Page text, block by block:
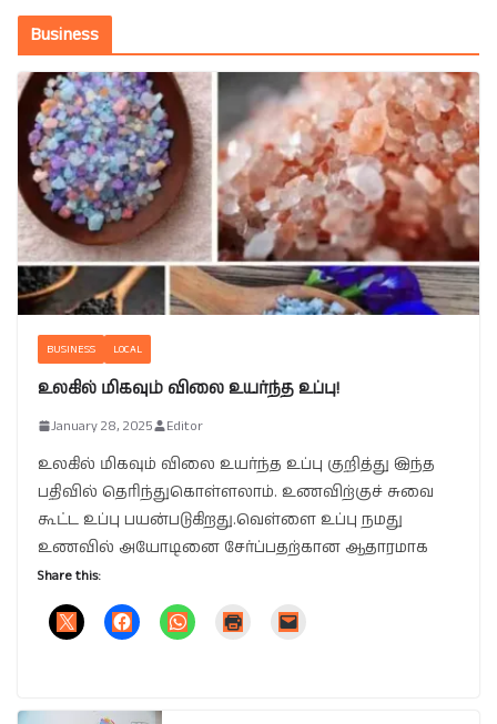
Business
BUSINESS LOCAL
உலகில் மிகவும் விலை உயர்ந்த உப்பு!
January 28, 2025 Editor
உலகில் மிகவும் விலை உயர்ந்த உப்பு குறித்து இந்த
பதிவில் தெரிந்துகொள்ளலாம். உணவிற்குச் சுவை
கூட்ட உப்பு பயன்படுகிறது.வெள்ளை உப்பு நமது
உணவில் அயோடினை சேர்ப்பதற்கான ஆதாரமாக
Share this: